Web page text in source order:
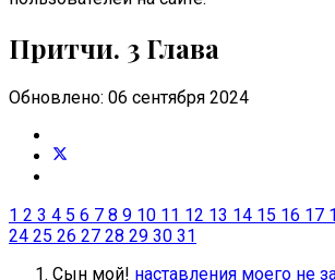
Притчи. 3 Глава
Обновлено: 06 сентября 2024
1 2 3 4 5 6 7 8 9 10 11 12 13 14 15 16 17
24 25 26 27 28 29 30 31
Сын мой! наставления моего не